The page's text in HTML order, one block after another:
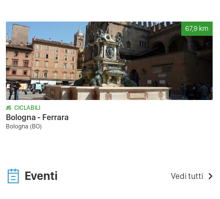
67,9 km
CICLABILI
Bologna - Ferrara
Bologna (BO)
Eventi Vedi tutti